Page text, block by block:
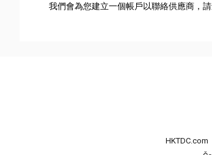
我們會為您建立一個帳戶以聯絡供應商，請
HKTDC.com